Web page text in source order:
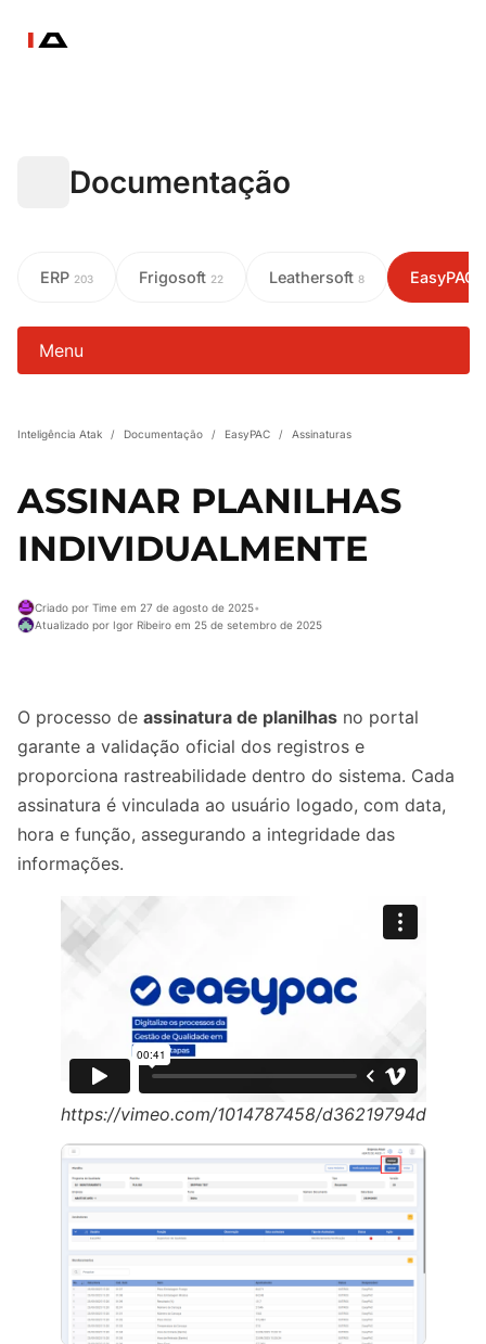
Documentação
ERP 203 Frigosoft 22 Leathersoft 8 EasyPAC
Menu
Inteligência Atak / Documentação / EasyPAC / Assinaturas
ASSINAR PLANILHAS
INDIVIDUALMENTE
Criado por Time em 27 de agosto de 2025•
Atualizado por Igor Ribeiro em 25 de setembro de 2025
O processo de assinatura de planilhas no portal
garante a validação oficial dos registros e
proporciona rastreabilidade dentro do sistema. Cada
assinatura é vinculada ao usuário logado, com data,
hora e função, assegurando a integridade das
informações.
https://vimeo.com/1014787458/d36219794d